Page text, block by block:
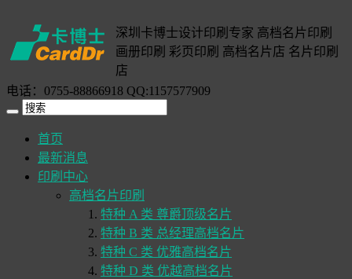
深圳卡博士设计印刷专家 高档名片印刷
画册印刷 彩页印刷 高档名片店 名片印刷
店
电话：0755-88866918 QQ:1157577909
首页
最新消息
印刷中心
高档名片印刷
特种 A 类 尊爵顶级名片
特种 B 类 总经理高档名片
特种 C 类 优雅高档名片
特种 D 类 优越高档名片